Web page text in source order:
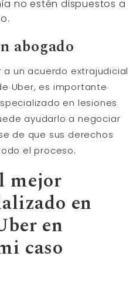
no estén dispuestos a
abogado
un acuerdo extrajudicial
Uber, es importante
en lesiones
ayudarlo a negociar
de que sus derechos
el proceso.
mejor
en
en
caso